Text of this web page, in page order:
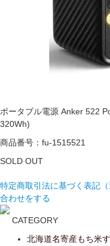
ポータブル電源 Anker 522
320Wh)
商品番号：fu-1515521
SOLD OUT
特定商取引法に基づく表記（
合わせをする
CATEGORY
北海道名寄産もち米